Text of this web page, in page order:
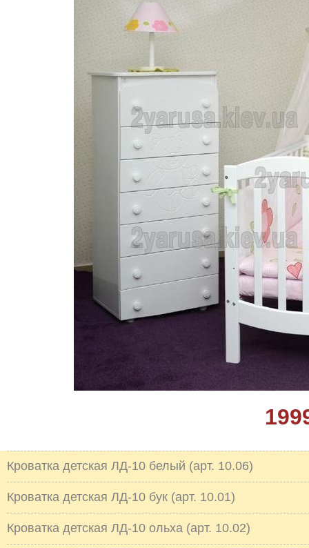
Кроватка детская ЛД-10 белый (арт. 10.06)
Кроватка детская ЛД-10 бук (арт. 10.01)
Кроватка детская ЛД-10 ольха (арт. 10.02)